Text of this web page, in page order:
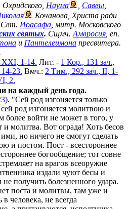
Охридского, Наума Саввы
Кочанова, Христа ради
Свт. Иоасафа , митр. Московского
святых. Сщмч. Амвросия , еп.
и Пантелеимона пресвитера.
XXI, 1-14. Лит. - 1 Кор., 131 зач.,
23. Вмч.: 2 Тим., 292 зач., II, 1-
2.
на каждый день года.
). "Сей род изгоняется только
род изгоняется молитвою и
более войти не может в того, у
и молитва. Вот ограда! Хоть бесов
но ничего не смогут сделать
и постом. Пост - всестороннее
богообщение; тот совне
на врагов всеоружие
издали чуют бесы и
не получить болезненного удара.
поста и молитвы, там уже и
человека, не всегда